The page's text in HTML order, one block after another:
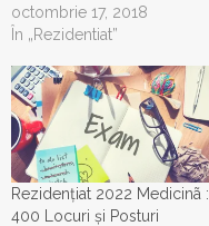
Farmacie la data de 18
noiembrie 2018. Concursul
universitare: Bucuresti, Cluj-
Napoca, Craiova, Iasi, Targu
Mures si Timisoara.
Concursul va consta intr-un
test-grilă cu 200 de
întrebări pentru fiecare
domeniu, identice…
octombrie 17, 2018
În „Rezidentiat”
Rezidențiat 2022 Medicinã :
400 Locuri și Posturi